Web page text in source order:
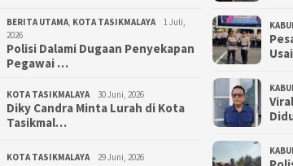
BERITA UTAMA, KOTA TASIKMALAYA
1 Juli,
2026
Polisi Dalami Dugaan Penyekapan
Pegawai …
KOTA TASIKMALAYA 30 Juni, 2026
Diky Candra Minta Lurah di Kota
Tasikmal…
KOTA TASIKMALAYA 29 Juni, 2026